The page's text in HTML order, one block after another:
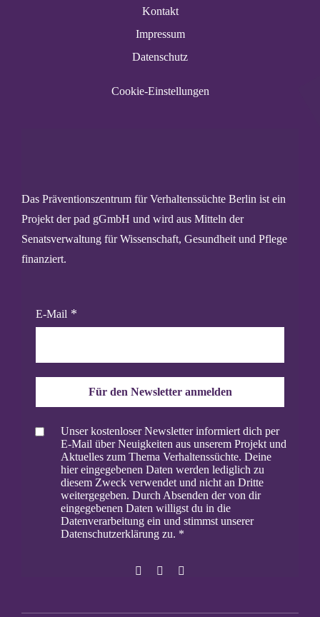
Kontakt
Impressum
Datenschutz
Cookie-Einstellungen
Das Präventionszentrum für Verhaltenssüchte Berlin ist ein
Projekt der pad gGmbH und wird aus Mitteln der
Senatsverwaltung für Wissenschaft, Gesundheit und Pflege
finanziert.
E-Mail
Für den Newsletter anmelden
Unser kostenloser Newsletter informiert dich per
E-Mail über Neuigkeiten aus unserem Projekt und
Aktuelles zum Thema Verhaltenssüchte. Deine
hier eingegebenen Daten werden lediglich zu
diesem Zweck verwendet und nicht an Dritte
weitergegeben. Durch Absenden der von dir
eingegebenen Daten willigst du in die
Datenverarbeitung ein und stimmst unserer
Datenschutzerklärung zu.